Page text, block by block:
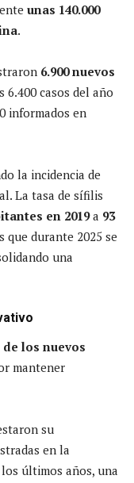
unas 140.000
.
6.900 nuevos
6.400 casos del año
informados en
la incidencia de
La tasa de sífilis
en 2019a 93
que durante 2025 se
una
de los nuevos
mantener
su
en la
últimos años, una